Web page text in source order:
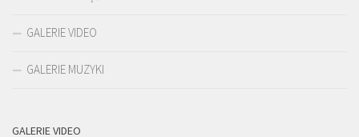
GALERIE VIDEO
GALERIE MUZYKI
GALERIE VIDEO